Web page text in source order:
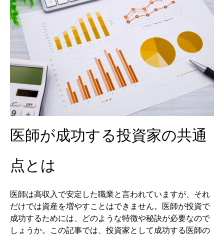
医師が成功する投資家の共通
点とは
医師は高収入で安定した職業と言われていますが、それ
だけでは資産を増やすことはできません。医師が投資で
成功するためには、どのような特徴や秘訣が必要なので
しょうか。この記事では、投資家として成功する医師の